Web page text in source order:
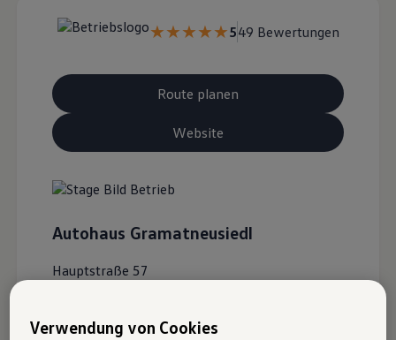
549 Bewertungen
Route planen
Website
Autohaus Gramatneusiedl
Hauptstraße 57
Verwendung von Cookies